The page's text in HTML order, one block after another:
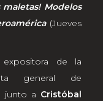
maletas! Modelos
(Jueves
de la
general de
junto a Cristóbal